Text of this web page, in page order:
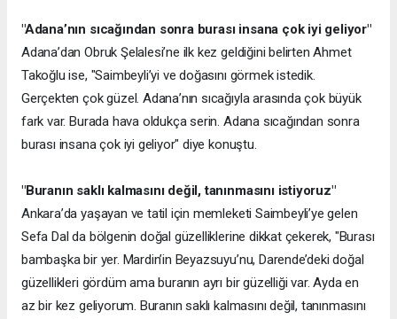
"Adana’nın sıcağından sonra burası insana çok iyi geliyor"
Adana’dan Obruk Şelalesi’ne ilk kez geldiğini belirten Ahmet
Takoğlu ise, "Saimbeyli’yi ve doğasını görmek istedik.
Gerçekten çok güzel. Adana’nın sıcağıyla arasında çok büyük
fark var. Burada hava oldukça serin. Adana sıcağından sonra
burası insana çok iyi geliyor" diye konuştu.
"Buranın saklı kalmasını değil, tanınmasını istiyoruz"
Ankara’da yaşayan ve tatil için memleketi Saimbeyli’ye gelen
Sefa Dal da bölgenin doğal güzelliklerine dikkat çekerek, "Burası
bambaşka bir yer. Mardin’in Beyazsuyu’nu, Darende’deki doğal
güzellikleri gördüm ama buranın ayrı bir güzelliği var. Ayda en
az bir kez geliyorum. Buranın saklı kalmasını değil, tanınmasını